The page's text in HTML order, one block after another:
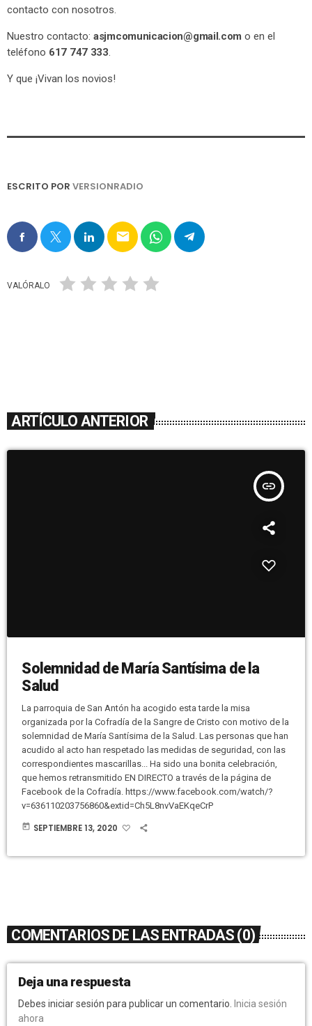
contacto con nosotros.
Nuestro contacto: asjmcomunicacion@gmail.com o en el
teléfono 617 747 333.
Y que ¡Vivan los novios!
ESCRITO POR VERSIONRADIO
email
VALÓRALO
ARTÍCULO ANTERIOR
insert_link
Solemnidad de María Santísima de la
Salud
La parroquia de San Antón ha acogido esta tarde la misa
organizada por la Cofradía de la Sangre de Cristo con motivo de la
solemnidad de María Santísima de la Salud. Las personas que han
acudido al acto han respetado las medidas de seguridad, con las
correspondientes mascarillas... Ha sido una bonita celebración,
que hemos retransmitido EN DIRECTO a través de la página de
Facebook de la Cofradía. https://www.facebook.com/watch/?
v=636110203756860&extid=Ch5L8nvVaEKqeCrP
today SEPTIEMBRE 13, 2020
COMENTARIOS DE LAS ENTRADAS (0)
Deja una respuesta
Debes iniciar sesión para publicar un comentario.
Inicia sesión
ahora